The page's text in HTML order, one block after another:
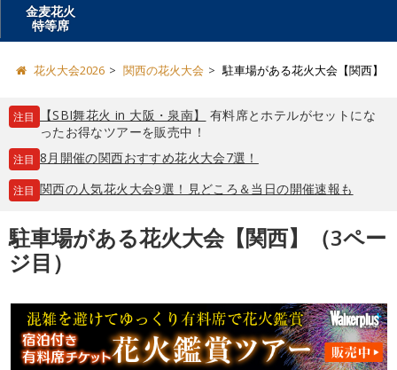
金麦花火
特等席
花火大会2026 関西の花火大会 駐車場がある花火大会【関西】
注目 【SBI舞花火 in 大阪・泉南】
有料席とホテルがセットにな
ったお得なツアーを販売中！
注目 8月開催の関西おすすめ花火大会7選！
注目 関西の人気花火大会9選！見どころ＆当日の開催速報も
駐車場がある花火大会【関西】（3ペー
ジ目）